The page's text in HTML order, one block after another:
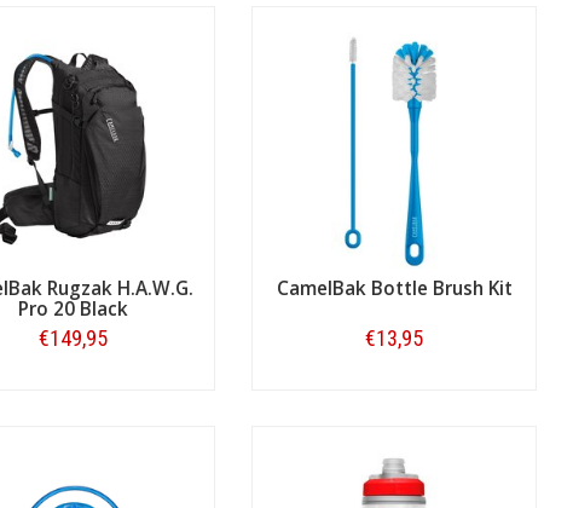
voorbeelden zijn te vinden op
al vóór de in- en ontspannende
Rugzak H.A.W.G.
Pro 20 Black
€149,95
CamelBak Bottle Brush Kit
€13,95